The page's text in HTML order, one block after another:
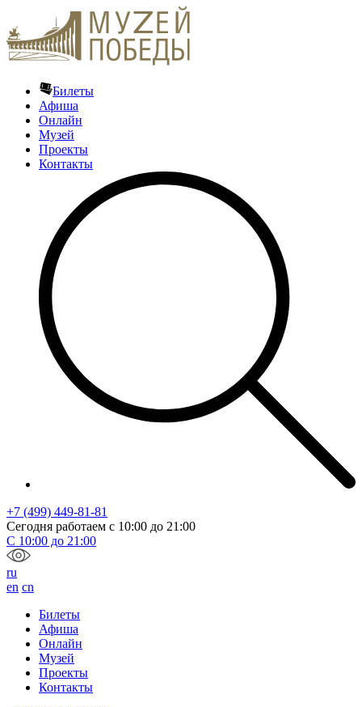
Билеты
Афиша
Онлайн
Музей
Проекты
Контакты
+7 (499) 449-81-81
Сегодня работаем с 10:00 до 21:00
С 10:00 до 21:00
ru
en cn
Билеты
Афиша
Онлайн
Музей
Проекты
Контакты